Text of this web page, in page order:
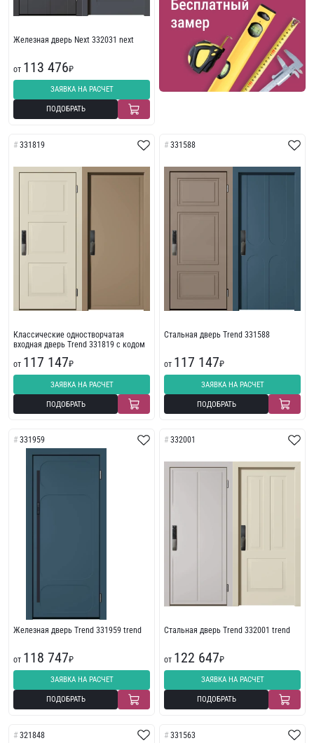
Железная дверь Next 332031 next
от 113 476₽
ЗАЯВКА НА РАСЧЕТ
ПОДОБРАТЬ
331819
Классические одностворчатая
входная дверь Trend 331819 с кодом
от 117 147₽
ЗАЯВКА НА РАСЧЕТ
ПОДОБРАТЬ
331588
Стальная дверь Trend 331588
от 117 147₽
ЗАЯВКА НА РАСЧЕТ
ПОДОБРАТЬ
331959
Железная дверь Trend 331959 trend
от 118 747₽
ЗАЯВКА НА РАСЧЕТ
ПОДОБРАТЬ
332001
Стальная дверь Trend 332001 trend
от 122 647₽
ЗАЯВКА НА РАСЧЕТ
ПОДОБРАТЬ
321848 331563